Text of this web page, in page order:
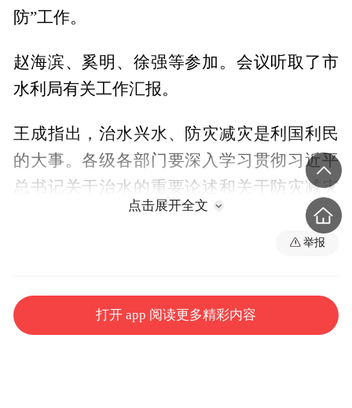
防”工作。
赵海滨、奚明、徐强等参加。会议听取了市
水利局有关工作汇报。
王成指出，治水兴水、防灾减灾是利国利民
的大事。各级各部门要深入学习贯彻习近平
总书记关于治水的重要论述和关于防灾减灾
救灾的重要论述，牢固树立和践行正确政绩
观，坚持底线思维、极限思维，加快构筑科
安全韧性水平，确保江河安澜、人民安宁、
社会安定。
点击展开全文
举报
打开 app 阅读更多精彩内容